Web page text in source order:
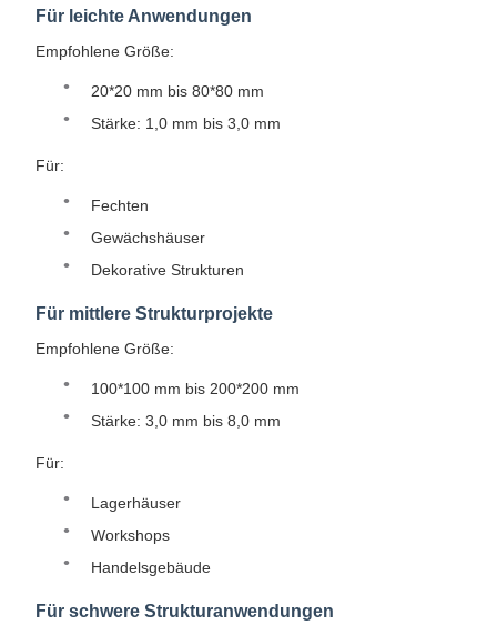
Für leichte Anwendungen
Empfohlene Größe:
20*20 mm bis 80*80 mm
Stärke: 1,0 mm bis 3,0 mm
Für:
Fechten
Gewächshäuser
Dekorative Strukturen
Für mittlere Strukturprojekte
Empfohlene Größe:
100*100 mm bis 200*200 mm
Stärke: 3,0 mm bis 8,0 mm
Für:
Lagerhäuser
Workshops
Handelsgebäude
Für schwere Strukturanwendungen